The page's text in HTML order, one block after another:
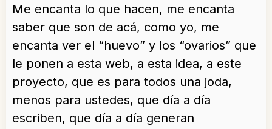
Me encanta lo que hacen, me encanta
saber que son de acá, como yo, me
encanta ver el “huevo” y los “ovarios” que
le ponen a esta web, a esta idea, a este
proyecto, que es para todos una joda,
menos para ustedes, que día a día
escriben, que día a día generan